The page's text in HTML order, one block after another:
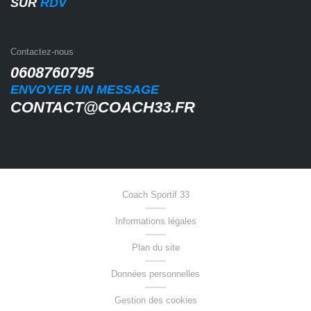
de rectification (article 16 du RGPD), droit d’effacement
rectifications, effacements, limitation (article 19 du
RGPD), droit d’opposition (article 21 du RGPD), droit de
ne pas faire l’objet d’un profilage ( (article 22 du RGPD).
Contactez-nous
0608760795
ENVOYER UN MESSAGE
CONTACT@COACH33.FR
Coach Sportif 33
Informations légales
Plan du site
Données personnelles
Gestion des cookies